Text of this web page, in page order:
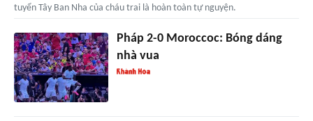
tuyển Tây Ban Nha của cháu trai là hoàn toàn tự nguyện.
Pháp 2-0 Moroccoc: Bóng dáng
nhà vua